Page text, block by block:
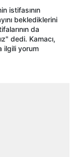
istifasının
beklediklerini
da
dedi. Kamacı,
ilgili yorum